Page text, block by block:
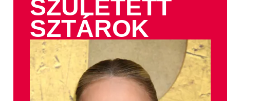
SZÜLETETT
SZTÁROK